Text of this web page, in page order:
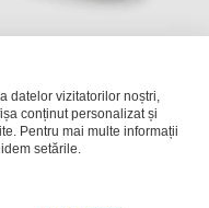
bambus
184,99 RON
datelor vizitatorilor noștri,
conținut personalizat și
Pentru mai multe informații
setările.